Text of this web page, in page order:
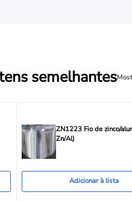
semelhantes
ZN1223 Fio de zinco/
Zn/Al)
Adicionar à lista